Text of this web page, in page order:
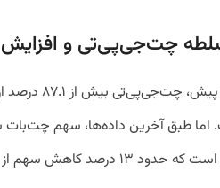
چت‌جی‌پی‌تی و افزایش
تا دوازده
از بازار را در طول یک سال نشان می‌دهد.